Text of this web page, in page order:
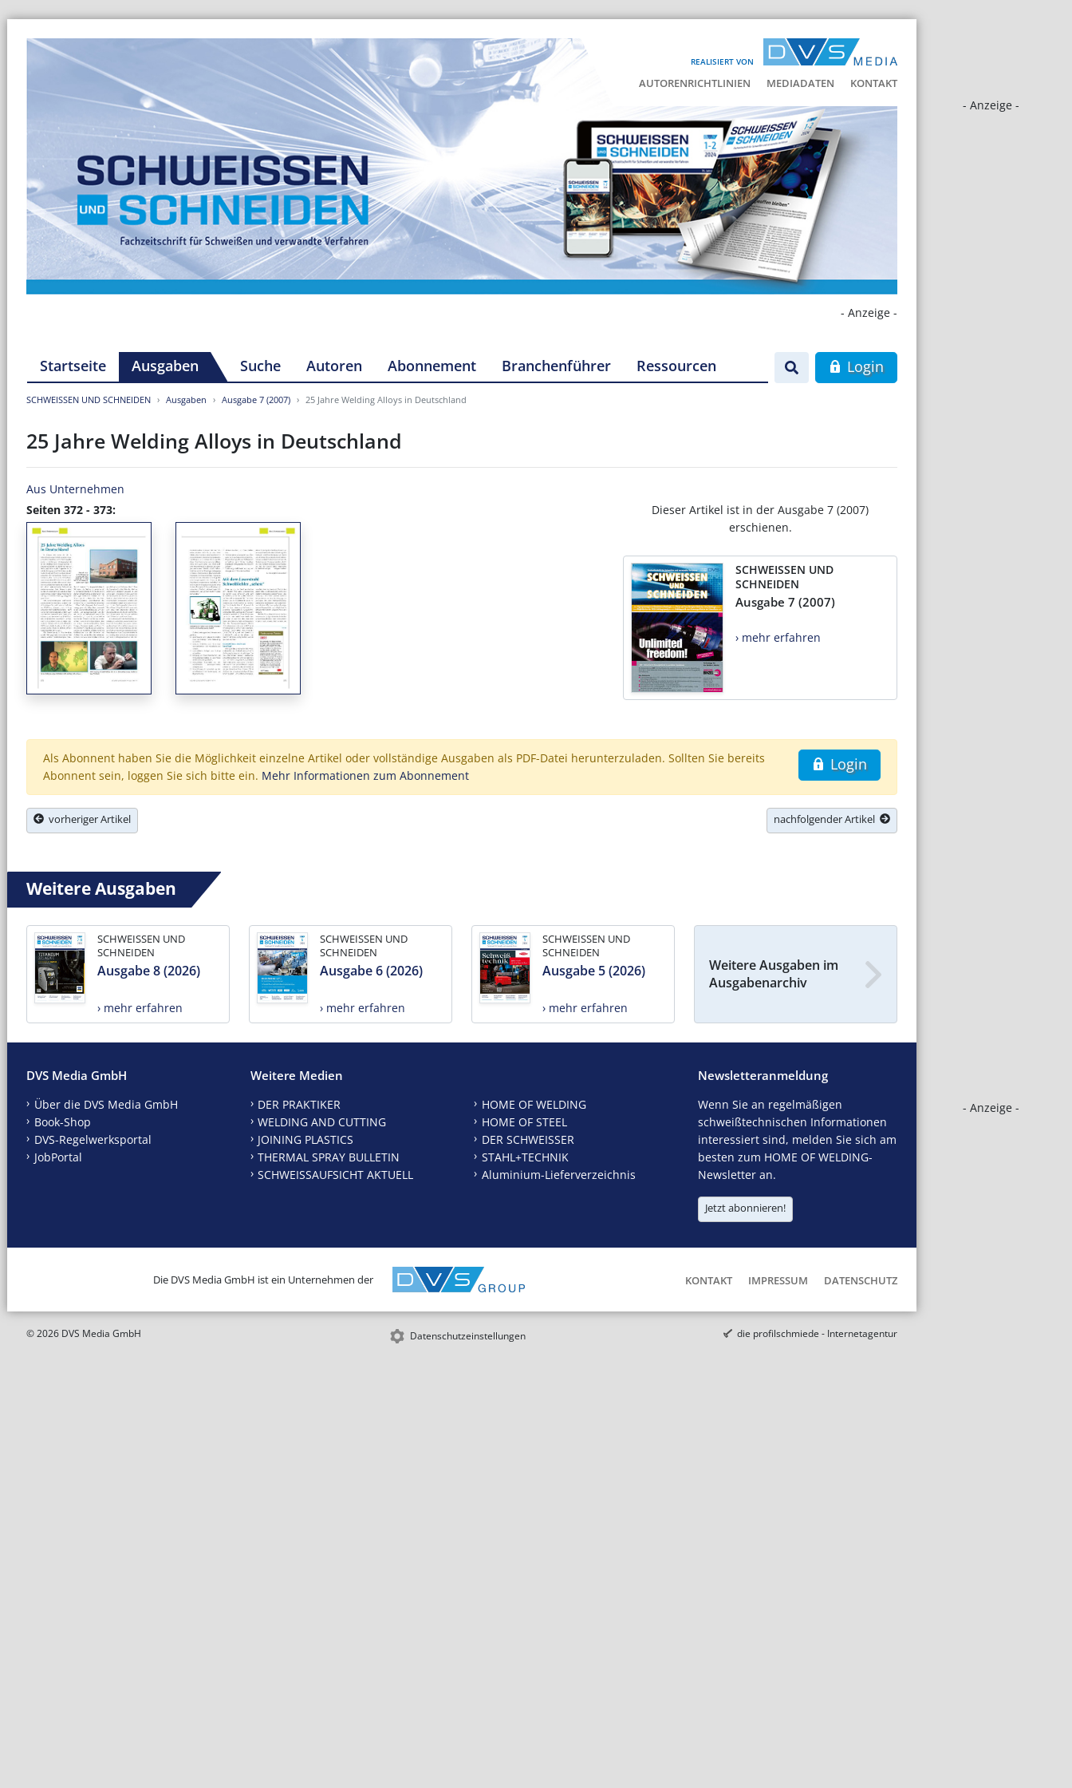
REALISIERT VON
AUTORENRICHTLINIEN MEDIADATEN KONTAKT
- Anzeige -
- Anzeige -
- Anzeige -
Startseite Ausgaben Suche Autoren Abonnement Branchenführer Ressourcen Login
SCHWEISSEN UND SCHNEIDEN Ausgaben Ausgabe 7 (2007) 25 Jahre Welding Alloys in Deutschland
25 Jahre Welding Alloys in Deutschland
Aus Unternehmen
Seiten 372 - 373:
Dieser Artikel ist in der Ausgabe 7 (2007)
erschienen.
SCHWEISSEN UND
SCHNEIDEN
Ausgabe 7 (2007)
› mehr erfahren
Login
Als Abonnent haben Sie die Möglichkeit einzelne Artikel oder vollständige Ausgaben als PDF-Datei herunterzuladen. Sollten Sie bereits
Abonnent sein, loggen Sie sich bitte ein. Mehr Informationen zum Abonnement
vorheriger Artikel nachfolgender Artikel
Weitere Ausgaben
SCHWEISSEN UND
SCHNEIDEN
Ausgabe 8 (2026)
› mehr erfahren
SCHWEISSEN UND
SCHNEIDEN
Ausgabe 6 (2026)
› mehr erfahren
SCHWEISSEN UND
SCHNEIDEN
Ausgabe 5 (2026)
› mehr erfahren
Weitere Ausgaben im
Ausgabenarchiv
DVS Media GmbH
Über die DVS Media GmbH
Book-Shop
DVS-Regelwerksportal
JobPortal
Weitere Medien
DER PRAKTIKER
WELDING AND CUTTING
JOINING PLASTICS
THERMAL SPRAY BULLETIN
SCHWEISSAUFSICHT AKTUELL
HOME OF WELDING
HOME OF STEEL
DER SCHWEISSER
STAHL+TECHNIK
Aluminium-Lieferverzeichnis
Newsletteranmeldung
Wenn Sie an regelmäßigen
schweißtechnischen Informationen
interessiert sind, melden Sie sich am
besten zum HOME OF WELDING-
Newsletter an.
Jetzt abonnieren!
Die DVS Media GmbH ist ein Unternehmen der KONTAKT IMPRESSUM DATENSCHUTZ
© 2026 DVS Media GmbH Datenschutzeinstellungen die profilschmiede - Internetagentur